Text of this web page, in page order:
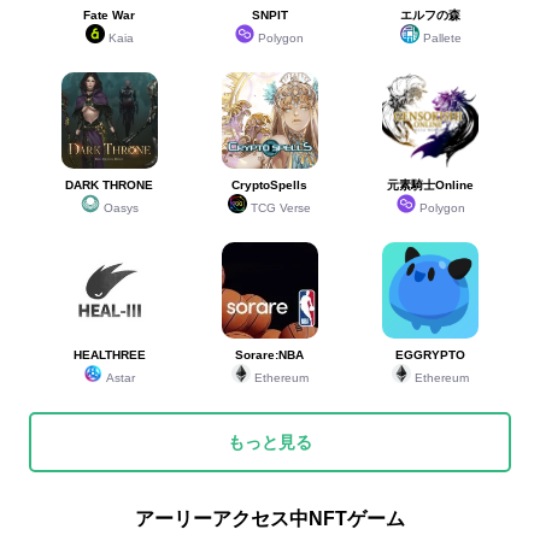
Fate War
Kaia
SNPIT
Polygon
エルフの森
Pallete
DARK THRONE
Oasys
CryptoSpells
TCG Verse
元素騎士Online
Polygon
HEALTHREE
Astar
Sorare:NBA
Ethereum
EGGRYPTO
Ethereum
もっと見る
アーリーアクセス中NFTゲーム